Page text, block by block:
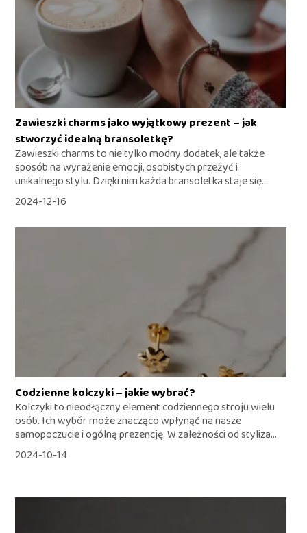
Zawieszki charms jako wyjątkowy prezent – jak
stworzyć idealną bransoletkę?
Zawieszki charms to nie tylko modny dodatek, ale także
sposób na wyrażenie emocji, osobistych przeżyć i
unikalnego stylu. Dzięki nim każda bransoletka staje się...
2024-12-16
Codzienne kolczyki – jakie wybrać?
Kolczyki to nieodłączny element codziennego stroju wielu
osób. Ich wybór może znacząco wpłynąć na nasze
samopoczucie i ogólną prezencję. W zależności od styliza...
2024-10-14